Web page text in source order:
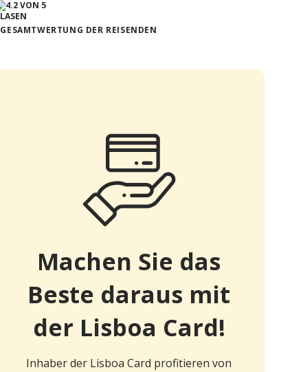
GESAMTWERTUNG DER REISENDEN
Machen Sie das
Beste daraus mit
der Lisboa Card!
Inhaber der Lisboa Card profitieren von